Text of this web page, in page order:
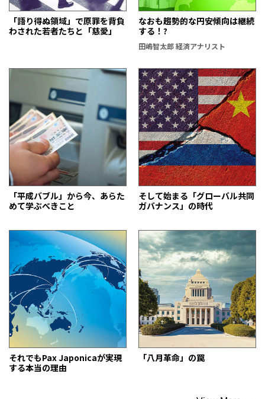
「語り得ぬ領域」で原罪を背負
わされた若者たちと「慈愛」
なおも趨勢的な円安傾向は継続
する！?
田嶋智太郎 経済アナリスト
「平成バブル」から今、あらた
めて学ぶべきこと
そして始まる「グローバル共同
ガバナンス」の時代
それでもPax Japonicaが実現
する本当の理由
「八月革命」の罠